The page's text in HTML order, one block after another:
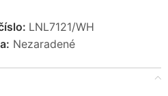
LNL7121/WH
Nezaradené